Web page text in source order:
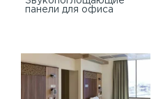
панели для офиса